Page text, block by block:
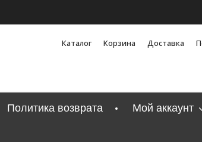
Каталог Корзина Доставка
Политика возврата Мой аккаунт